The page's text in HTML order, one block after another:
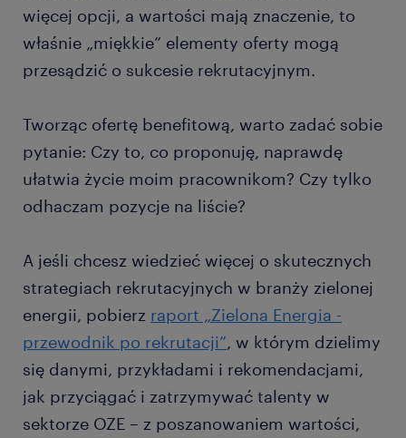
więcej opcji, a wartości mają znaczenie, to
właśnie „miękkie” elementy oferty mogą
przesądzić o sukcesie rekrutacyjnym.
Tworząc ofertę benefitową, warto zadać sobie
pytanie: Czy to, co proponuję, naprawdę
ułatwia życie moim pracownikom? Czy tylko
odhaczam pozycje na liście?
A jeśli chcesz wiedzieć więcej o skutecznych
strategiach rekrutacyjnych w branży zielonej
energii, pobierz raport „Zielona Energia -
przewodnik po rekrutacji”, w którym dzielimy
się danymi, przykładami i rekomendacjami,
jak przyciągać i zatrzymywać talenty w
sektorze OZE – z poszanowaniem wartości,